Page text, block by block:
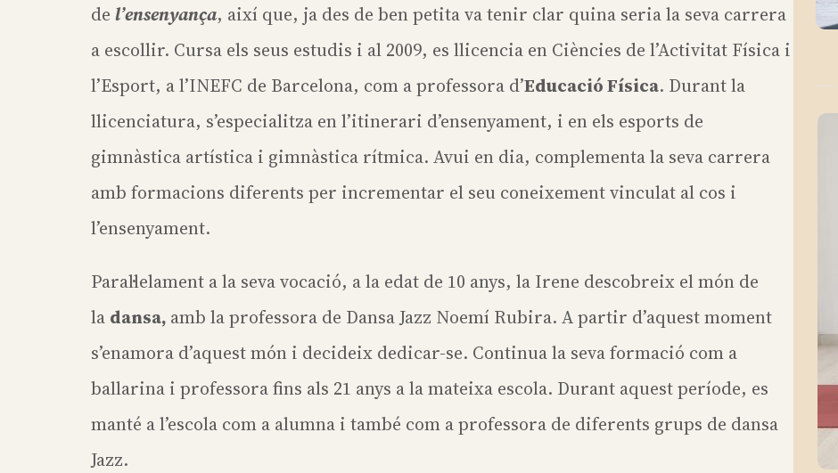
de l’ensenyança, així que, ja des de ben petita va tenir clar quina seria la seva carrera
a escollir. Cursa els seus estudis i al 2009, es llicencia en Ciències de l’Activitat Física i
l’Esport, a l’INEFC de Barcelona, com a professora d’Educació Física. Durant la
llicenciatura, s’especialitza en l’itinerari d’ensenyament, i en els esports de
gimnàstica artística i gimnàstica rítmica. Avui en dia, complementa la seva carrera
amb formacions diferents per incrementar el seu coneixement vinculat al cos i
l’ensenyament.
Paral·lelament a la seva vocació, a la edat de 10 anys, la Irene descobreix el món de
la dansa, amb la professora de Dansa Jazz Noemí Rubira. A partir d’aquest moment
s’enamora d’aquest món i decideix dedicar-se. Continua la seva formació com a
ballarina i professora fins als 21 anys a la mateixa escola. Durant aquest període, es
manté a l’escola com a alumna i també com a professora de diferents grups de dansa
Jazz.